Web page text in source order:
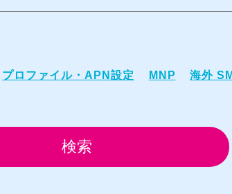
プロファイル・APN設定 MNP 海外
検索